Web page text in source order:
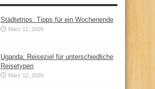
Städtetrips: Tipps für ein Wochenende
März 12, 2026
Uganda: Reiseziel für unterschiedliche
Reisetypen
März 12, 2026